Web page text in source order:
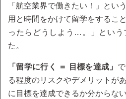
「航空業界で働きたい！」とい
用と時間をかけて留学をするこ
ったらどうしよう…。」という
た。
「留学に行く ＝ 目標を達成」
る程度のリスクやデメリットが
に目標を達成できるか分からな